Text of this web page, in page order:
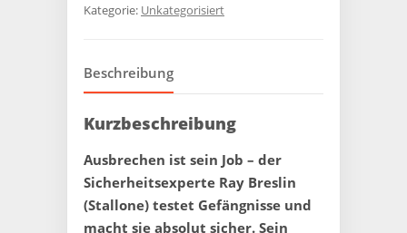
Kategorie: Unkategorisiert
Beschreibung
Kurzbeschreibung
Ausbrechen ist sein Job – der
Sicherheitsexperte Ray Breslin
(Stallone) testet Gefängnisse und
macht sie absolut sicher. Sein